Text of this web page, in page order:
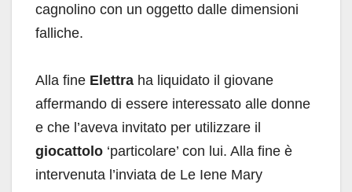
cagnolino con un oggetto dalle dimensioni
falliche.
Alla fine Elettra ha liquidato il giovane
affermando di essere interessato alle donne
e che l’aveva invitato per utilizzare il
giocattolo ‘particolare’ con lui. Alla fine è
intervenuta l’inviata de Le Iene Mary